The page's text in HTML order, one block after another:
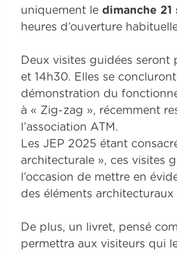
uniquement le dimanche
heures d’ouverture
Deux visites guidées seront
et 14h30. Elles se
démonstration du
à « Zig-zag », récemment
l’association ATM.
Les JEP 2025 étant
architecturale », ces visites
l’occasion de mettre en
des éléments
De plus, un livret, pensé
permettra aux visiteurs qui